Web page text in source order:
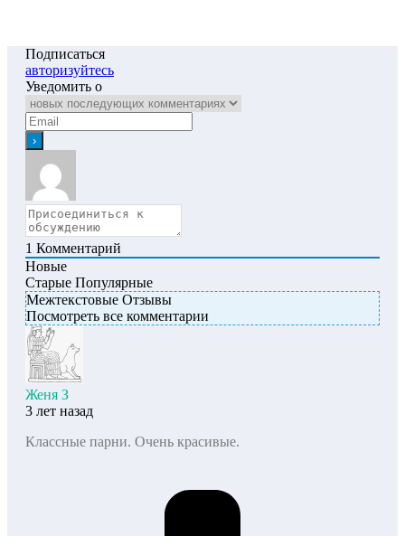
Подписаться
авторизуйтесь
Уведомить о
1 Комментарий
Новые
Старые Популярные
Межтекстовые Отзывы
Посмотреть все комментарии
Женя З
3 лет назад
Классные парни. Очень красивые.